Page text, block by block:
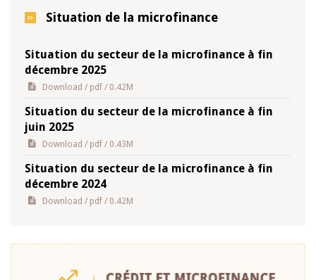
Situation de la microfinance
Situation du secteur de la microfinance à fin
décembre 2025
Download / pdf / 0.42M
Situation du secteur de la microfinance à fin
juin 2025
Download / pdf / 0.43M
Situation du secteur de la microfinance à fin
décembre 2024
Download / pdf / 0.42M